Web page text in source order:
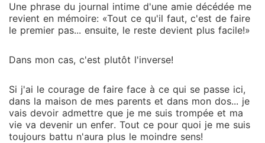
Une phrase du journal intime d'une amie décédée me
revient en mémoire: «Tout ce qu'il faut, c'est de faire
le premier pas... ensuite, le reste devient plus facile!»
Dans mon cas, c'est plutôt l'inverse!
Si j'ai le courage de faire face à ce qui se passe ici,
dans la maison de mes parents et dans mon dos... je
vais devoir admettre que je me suis trompée et ma
vie va devenir un enfer. Tout ce pour quoi je me suis
toujours battu n'aura plus le moindre sens!